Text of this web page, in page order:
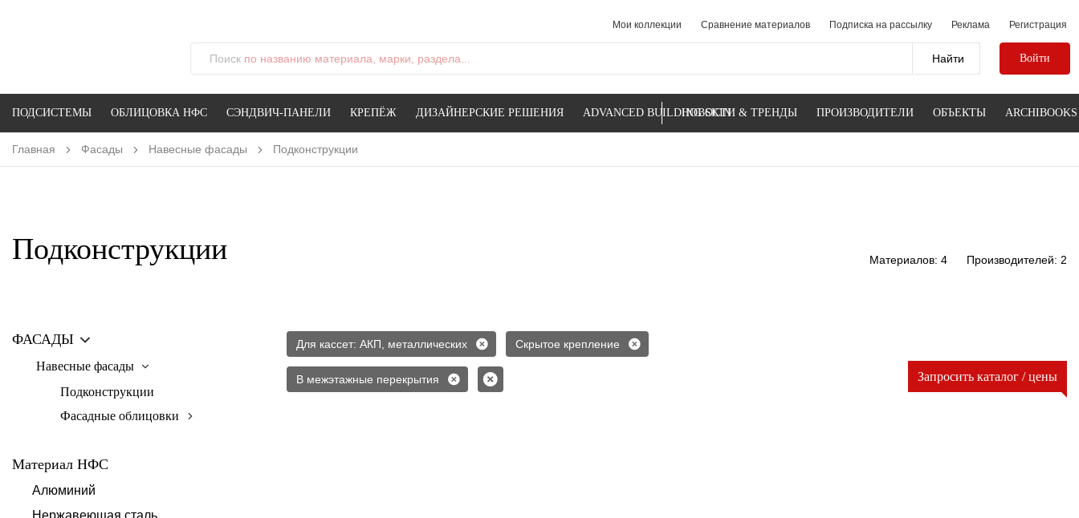
Мои коллекции Сравнение материалов Подписка на рассылку Реклама Регистрация
Поиск по названию материала, марки, раздела... Войти
ПОДСИСТЕМЫ ОБЛИЦОВКА НФС СЭНДВИЧ-ПАНЕЛИ КРЕПЁЖ ДИЗАЙНЕРСКИЕ РЕШЕНИЯ ADVANCED BUILDING SKINНОВОСТИ & ТРЕНДЫ ПРОИЗВОДИТЕЛИ ОБЪЕКТЫ ARCHIBOOKS
Главная Фасады Навесные фасады Подконструкции
Подконструкции Материалов: 4 Производителей: 2
ФАСАДЫ
Навесные фасады
Подконструкции
Фасадные облицовки
Материал НФС
Алюминий
Нержавеющая сталь
Для кассет: АКП, металлических Скрытое крепление
В межэтажные перекрытия Запросить каталог / цены